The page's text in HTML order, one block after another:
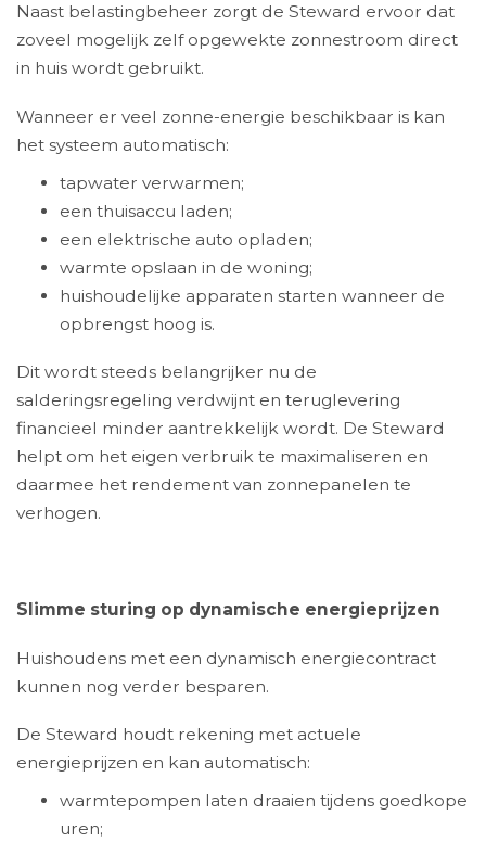
Naast belastingbeheer zorgt de Steward ervoor dat
zoveel mogelijk zelf opgewekte zonnestroom direct
in huis wordt gebruikt.
Wanneer er veel zonne-energie beschikbaar is kan
het systeem automatisch:
tapwater verwarmen;
een thuisaccu laden;
een elektrische auto opladen;
warmte opslaan in de woning;
huishoudelijke apparaten starten wanneer de
opbrengst hoog is.
Dit wordt steeds belangrijker nu de
salderingsregeling verdwijnt en teruglevering
financieel minder aantrekkelijk wordt. De Steward
helpt om het eigen verbruik te maximaliseren en
daarmee het rendement van zonnepanelen te
verhogen.
Slimme sturing op dynamische energieprijzen
Huishoudens met een dynamisch energiecontract
kunnen nog verder besparen.
De Steward houdt rekening met actuele
energieprijzen en kan automatisch:
warmtepompen laten draaien tijdens goedkope
uren;